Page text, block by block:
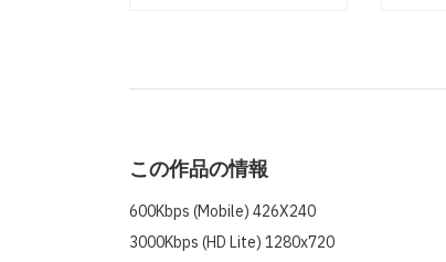
この作品の情報
600Kbps (Mobile) 426X240
3000Kbps (HD Lite) 1280x720